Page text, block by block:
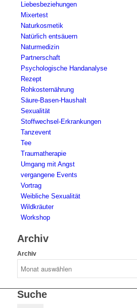
Liebesbeziehungen
Mixertest
Naturkosmetik
Natürlich entsäuern
Naturmedizin
Partnerschaft
Psychologische Handanalyse
Rezept
Rohkosternährung
Säure-Basen-Haushalt
Sexualität
Stoffwechsel-Erkrankungen
Tanzevent
Tee
Traumatherapie
Umgang mit Angst
vergangene Events
Vortrag
Weibliche Sexualität
Wildkräuter
Workshop
Archiv
Archiv
Suche